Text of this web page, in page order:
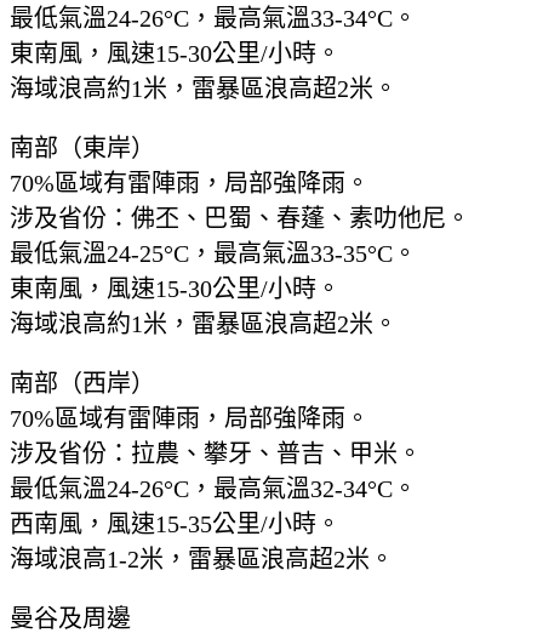
最低氣溫24-26°C，最高氣溫33-34°C。
東南風，風速15-30公里/小時。
海域浪高約1米，雷暴區浪高超2米。
南部（東岸）
70%區域有雷陣雨，局部強降雨。
涉及省份：佛丕、巴蜀、春蓬、素叻他尼。
最低氣溫24-25°C，最高氣溫33-35°C。
東南風，風速15-30公里/小時。
海域浪高約1米，雷暴區浪高超2米。
南部（西岸）
70%區域有雷陣雨，局部強降雨。
涉及省份：拉農、攀牙、普吉、甲米。
最低氣溫24-26°C，最高氣溫32-34°C。
西南風，風速15-35公里/小時。
海域浪高1-2米，雷暴區浪高超2米。
曼谷及周邊